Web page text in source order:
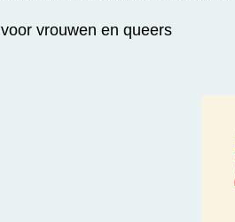
voor vrouwen en queers